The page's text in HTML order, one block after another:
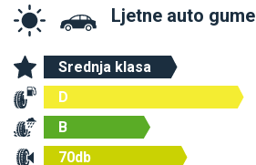
Ljetne auto gume
Srednja klasa
D
B
70db